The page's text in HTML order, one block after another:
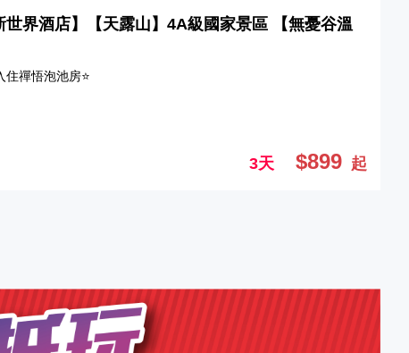
界酒店】【天露山】4A級國家景區 【無憂谷溫
禪悟泡池房⭐
3天 $899 起